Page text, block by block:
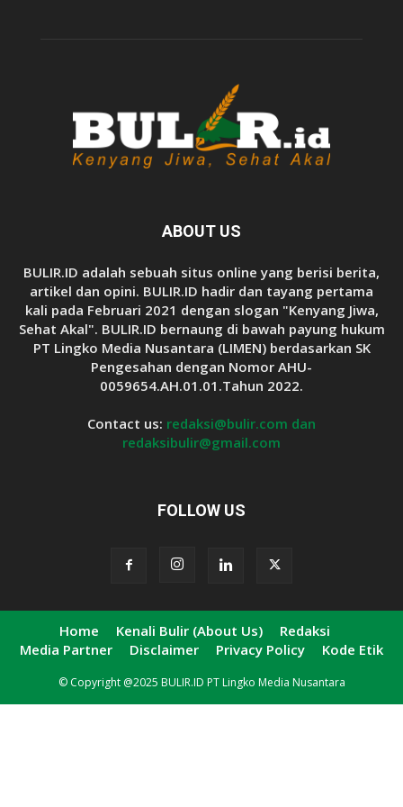
ABOUT US
BULIR.ID adalah sebuah situs online yang berisi berita,
artikel dan opini. BULIR.ID hadir dan tayang pertama
kali pada Februari 2021 dengan slogan "Kenyang Jiwa,
Sehat Akal". BULIR.ID bernaung di bawah payung hukum
PT Lingko Media Nusantara (LIMEN) berdasarkan SK
Pengesahan dengan Nomor AHU-
0059654.AH.01.01.Tahun 2022.
Contact us: redaksi@bulir.com dan
redaksibulir@gmail.com
FOLLOW US
Home Kenali Bulir (About Us)
Redaksi
Media Partner
Disclaimer Privacy Policy Kode Etik
© Copyright @2025 BULIR.ID PT Lingko Media Nusantara